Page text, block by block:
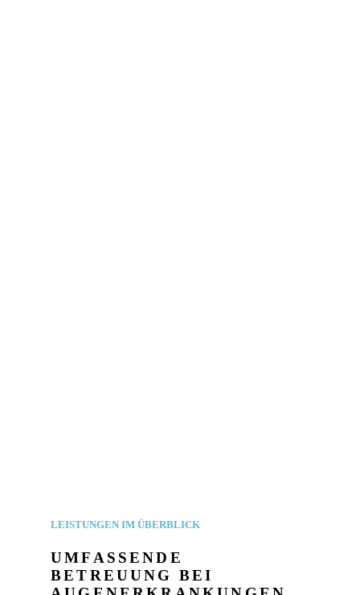
LEISTUNGEN IM ÜBERBLICK
UMFASSENDE
BETREUUNG BEI